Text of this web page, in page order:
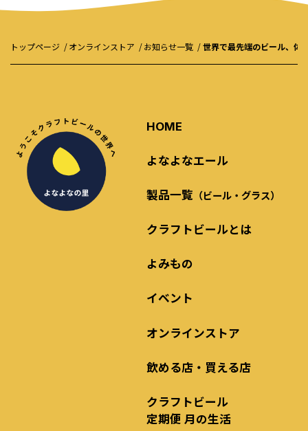
トップページ オンラインストア お知らせ一覧 世界で最先端のビール、体
HOME
よなよなエール
製品一覧 （ビール・グラス）
クラフトビールとは
よみもの
イベント
オンラインストア
飲める店・買える店
クラフトビール
定期便 月の生活